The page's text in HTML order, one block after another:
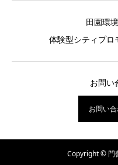
田園環
体験型シティプロ
お問い
お問い
Copyright © 門